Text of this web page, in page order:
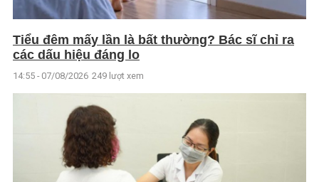
Tiểu đêm mấy lần là bất thường? Bác sĩ chỉ ra
các dấu hiệu đáng lo
14:55 - 07/08/2026 249 lượt xem